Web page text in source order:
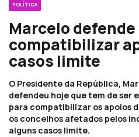
POLÍTICA
Marcelo
compatibilizar
casos limite
O Presidente da República,
defendeu hoje que tem de ser
para compatibilizar os apoios
os concelhos afetados pelos
alguns casos limite.